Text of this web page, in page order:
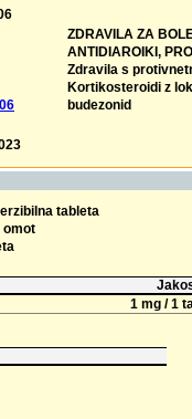
ZDRAVILA ZA
ANTIDIAROIKI,
Zdravila s
Kortikosteroidi z
budezonid
tableta
omot
1 mg / 1